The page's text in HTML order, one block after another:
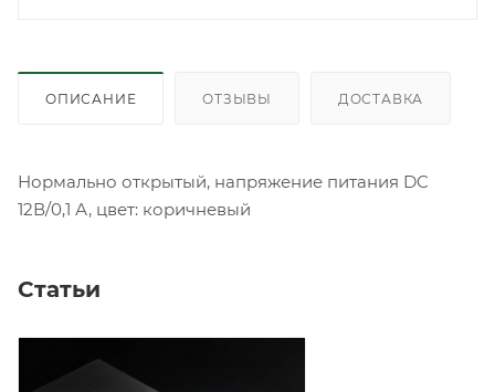
ОПИСАНИЕ ОТЗЫВЫ ДОСТАВКА
Нормально открытый, напряжение питания DC
12В/0,1 А, цвет: коричневый
Статьи